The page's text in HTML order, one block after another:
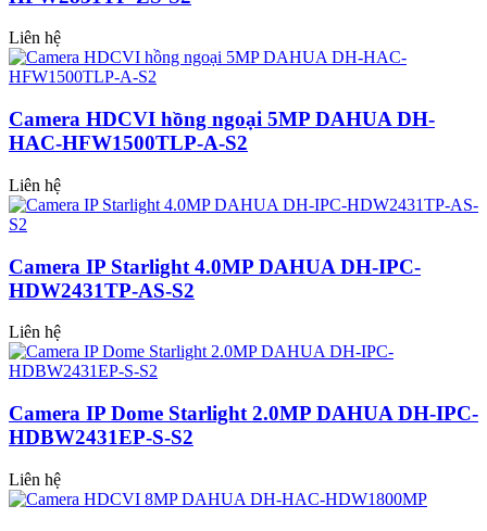
Liên hệ
Camera HDCVI hồng ngoại 5MP DAHUA DH-
HAC-HFW1500TLP-A-S2
Liên hệ
Camera IP Starlight 4.0MP DAHUA DH-IPC-
HDW2431TP-AS-S2
Liên hệ
Camera IP Dome Starlight 2.0MP DAHUA DH-IPC-
HDBW2431EP-S-S2
Liên hệ